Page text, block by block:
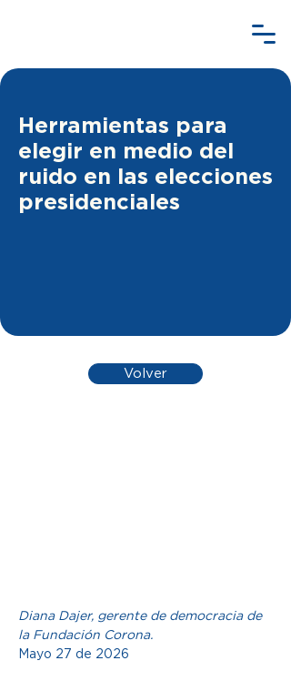
Herramientas para
elegir en medio del
ruido en las elecciones
presidenciales
Volver
Diana Dajer, gerente de democracia de
la Fundación Corona.
Mayo 27 de 2026